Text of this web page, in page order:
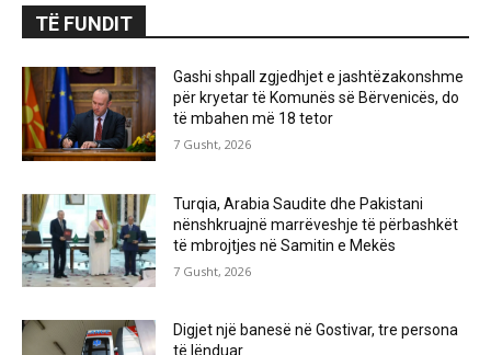
TË FUNDIT
Gashi shpall zgjedhjet e jashtëzakonshme
për kryetar të Komunës së Bërvenicës, do
të mbahen më 18 tetor
7 Gusht, 2026
Turqia, Arabia Saudite dhe Pakistani
nënshkruajnë marrëveshje të përbashkët
të mbrojtjes në Samitin e Mekës
7 Gusht, 2026
Digjet një banesë në Gostivar, tre persona
të lënduar